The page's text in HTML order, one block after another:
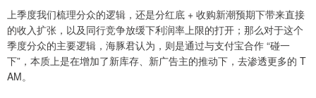
上季度我们梳理分众的逻辑，还是分红底 + 收购新潮预期下带来直接
的收入扩张，以及同行竞争放缓下利润率上限的打开；那么对于这个
季度分众的主要逻辑，海豚君认为，则是通过与支付宝合作 “碰一
下”，本质上是在增加了新库存、新广告主的推动下，去渗透更多的 T
AM。